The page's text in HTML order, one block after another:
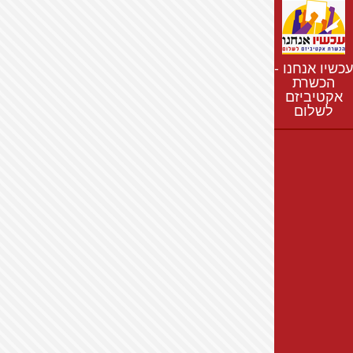
חדשות
נושאים
רשימת התנחלויות
מפת התנחלויות
עכשיו אנחנו -
הכשרת
אקטיביזם
לשלום